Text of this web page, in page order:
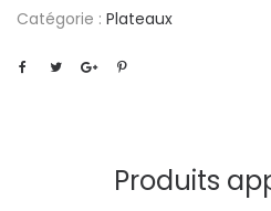
Catégorie : Plateaux
Produits